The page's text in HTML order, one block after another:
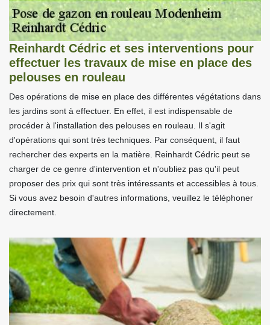
Reinhardt Cédric et ses interventions pour
effectuer les travaux de mise en place des
pelouses en rouleau
Des opérations de mise en place des différentes végétations dans
les jardins sont à effectuer. En effet, il est indispensable de
procéder à l'installation des pelouses en rouleau. Il s'agit
d'opérations qui sont très techniques. Par conséquent, il faut
rechercher des experts en la matière. Reinhardt Cédric peut se
charger de ce genre d'intervention et n'oubliez pas qu'il peut
proposer des prix qui sont très intéressants et accessibles à tous.
Si vous avez besoin d'autres informations, veuillez le téléphoner
directement.